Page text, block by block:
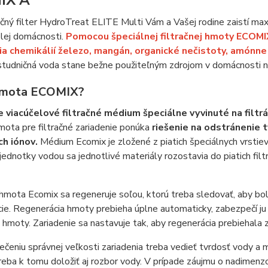
filter HydroTreat ELITE Multi Vám a Vašej rodine zaistí
domácnosti. Pomocou špeciálnej filtračnej hmoty
chemikálií železo, mangán, organické nečistoty,
voda stane bežne použiteľným zdrojom v domácnosti
ECOMIX​?
viacúčelové filtračné médium špeciálne vyvinuté na
pre filtračné zariadenie ponúka riešenie na odstránenie
iónov. Médium Ecomix je zložené z piatich špeciálnych
vodou sa jednotlivé materiály rozostavia do piatich
Ecomix sa regeneruje soľou, ktorú treba sledovať, aby
Regenerácia hmoty prebieha úplne automaticky, zabezpečí
Zariadenie sa nastavuje tak, aby regenerácia prebiehala
správnej veľkosti zariadenia treba vedieť tvrdosť vody a
k tomu doložiť aj rozbor vody. V prípade záujmu o